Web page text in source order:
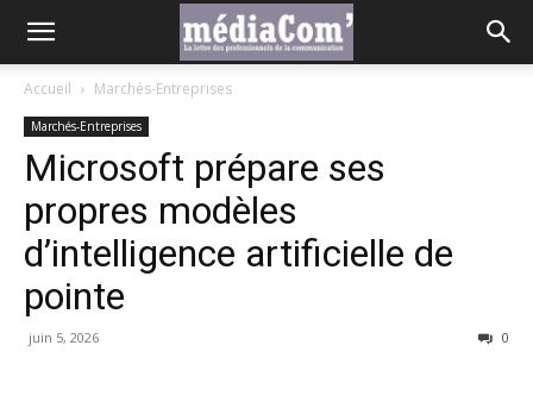
Accueil Marchés-Entreprises
Marchés-Entreprises
Microsoft prépare ses
propres modèles
d’intelligence artificielle de
pointe
juin 5, 2026 0